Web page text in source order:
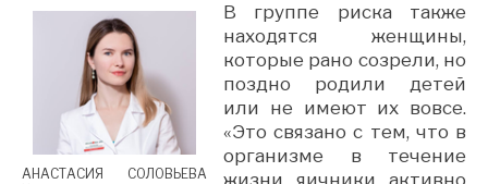
АНАСТАСИЯ СОЛОВЬЕВА
В группе риска также
находятся женщины,
которые рано созрели, но
поздно родили детей
или не имеют их вовсе.
«Это связано с тем, что в
организме в течение